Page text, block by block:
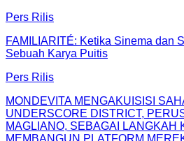
Pers Rilis
FAMILIARITÉ: Ketika Sinema dan
Sebuah Karya Puitis
Pers Rilis
MONDEVITA MENGAKUISISI
UNDERSCORE DISTRICT,
MAGLIANO, SEBAGAI LANGKAH
MEMBANGUN PLATFORM